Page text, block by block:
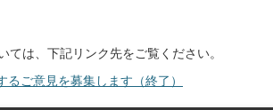
は、下記リンク先をご覧ください。
ご意見を募集します（終了）